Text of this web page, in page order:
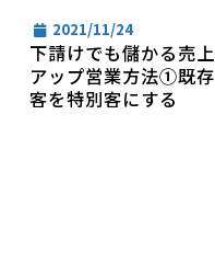
2021/11/24
下請けでも儲かる売上
アップ営業方法①既存
客を特別客にする